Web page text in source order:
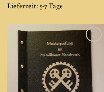
Die
können
auf
der
Produktseite
gewählt
werden
Lieferzeit: 5-7 Tage